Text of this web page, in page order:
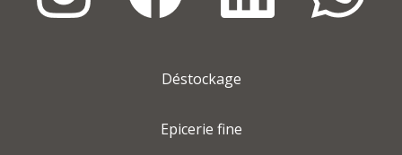
Déstockage
Epicerie fine